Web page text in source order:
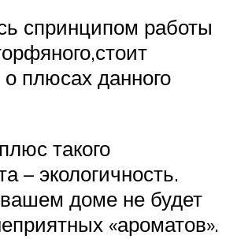
спринципом работы
о плюсах данного
такого
– экологичность.
доме не будет
«ароматов».